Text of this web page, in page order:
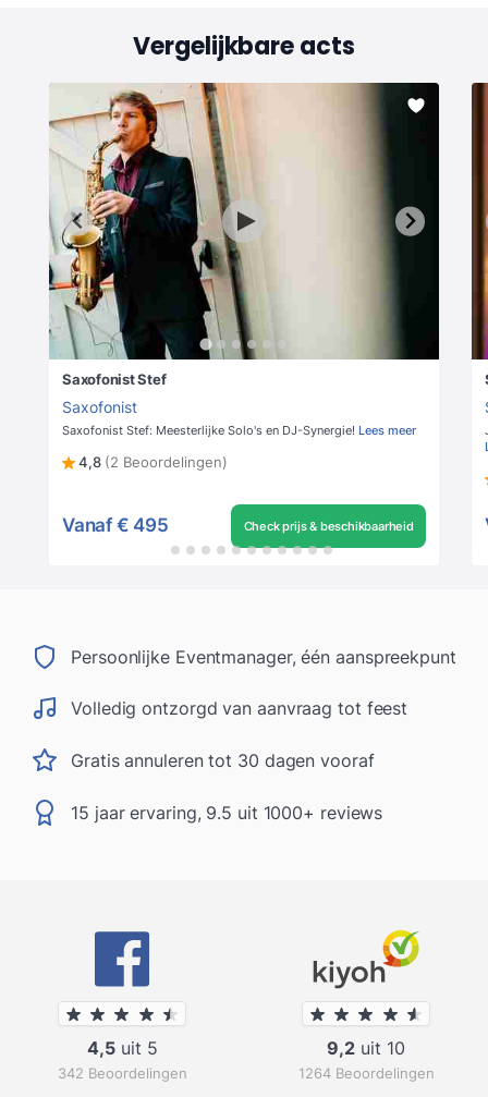
Vergelijkbare acts
Saxofonist Stef
Saxofonist
Saxofonist Stef: Meesterlijke Solo's en DJ-Synergie! Lees meer
4,8 (2 Beoordelingen)
Vanaf € 495 Check prijs & beschikbaarheid
Persoonlijke Eventmanager, één aanspreekpunt
Volledig ontzorgd van aanvraag tot feest
Gratis annuleren tot 30 dagen vooraf
15 jaar ervaring, 9.5 uit 1000+ reviews
4,5uit 5
342 Beoordelingen
9,2 uit 10
1264 Beoordelingen